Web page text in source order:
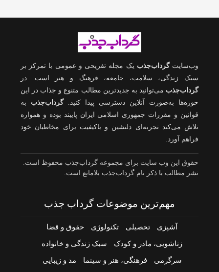
وب‌سایتگرداب‌جذب یک مجله تفریحی و عمومی با تمرکز بر
سبک زندگی، سلامت، جامعه، فرهنگ و هنر است. در
گرداب‌جذب می‌توانید به جدیدترین مطالب متنوع و جذاب در این
حوزه‌ها به‌صورت آنلاین دسترسی پیدا کنید.گرداب‌جذب به
قوانین و مقررات جمهوری اسلامی ایران پایبند بوده و همواره
تلاش می‌کند تجربه‌ای دلنشین و باکیفیت برای مخاطبان خود
فراهم آورد.
حقوق این وب سایت برای مجموعه گرداب‌جذب محفوظ است.
نشر مطالب با ذکر نام گرداب‌جذب بلامانع است.
مهم‌ترین موضوعات گرداب جذب
آشپزی تحصیلی تکنولوژی حقوق و قضا
زناشویی، مادر و کودک سبک زندگی و خانواده
سرگرمی فرهنگی، هنر و سینما مد و زیبایی